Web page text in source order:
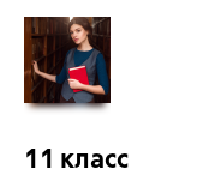
11 класс